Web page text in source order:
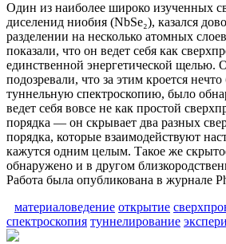
Один из наиболее широко изученных
диселенид ниобия (NbSe₂), казался
разделении на несколько атомных
показали, что он ведет себя как
единственной энергетической щелью.
подозревали, что за этим кроется
туннельную спектроскопию, было
ведет себя вовсе не как простой
порядка — он скрывает два разных
порядка, которые взаимодействуют
кажутся одним целым. Такое же
обнаружено и в другом
Работа была опубликована в журнале
материаловедение открытие
спектроскопия туннелирование